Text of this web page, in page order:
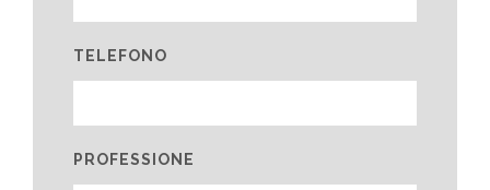
TELEFONO
PROFESSIONE